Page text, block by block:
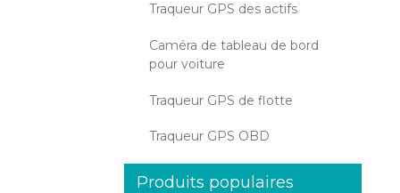
Traqueur GPS des actifs
Caméra de tableau de bord
pour voiture
Traqueur GPS de flotte
Traqueur GPS OBD
Produits populaires